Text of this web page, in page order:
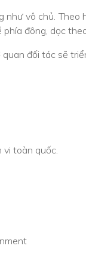
vô chủ.
đông, dọc
đối tác sẽ
vi toàn quốc.